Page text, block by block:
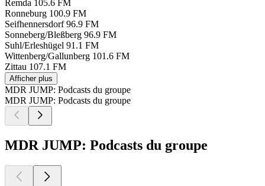
Remda 105.6 FM
Ronneburg 100.9 FM
Seifhennersdorf 96.9 FM
Sonneberg/Bleßberg 96.9 FM
Suhl/Erleshügel 91.1 FM
Wittenberg/Gallunberg 101.6 FM
Zittau 107.1 FM
Afficher plus
MDR JUMP: Podcasts du groupe
MDR JUMP: Podcasts du groupe
MDR JUMP: Podcasts du groupe